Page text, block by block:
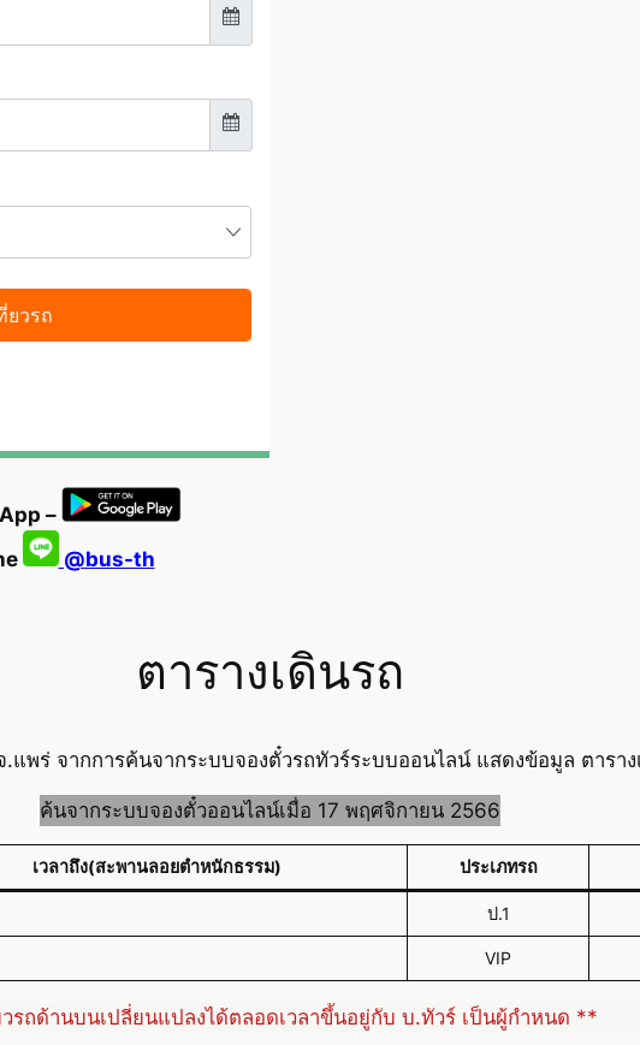
–
@bus-th
ตารางเดินรถ
แพร่ จากการค้นจากระบบจองตั๋วรถทัวร์ระบบออนไลน์ แสดงข้อมูล ตารา
ค้นจากระบบจองตั๋วออนไลน์เมื่อ 17 พฤศจิกายน 2566
เวลาถึง(สะพานลอยตำหนักธรรม) ประเภทรถ
ป.1
VIP
รถด้านบนเปลี่ยนแปลงได้ตลอดเวลาขึ้นอยู่กับ บ.ทัวร์ เป็นผู้กำหนด **